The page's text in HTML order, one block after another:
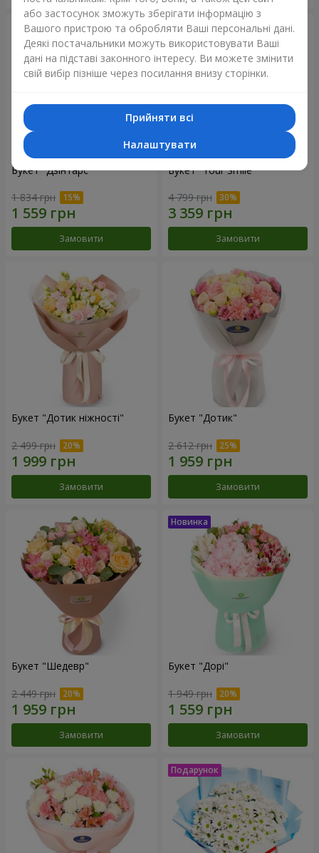
Букет "Дзінтарс"
1 834 грн
Замовити
Букет "Your Smile"
4 799 грн
Замовити
Букет "Дотик ніжності"
2 499 грн
Замовити
Букет "Дотик"
2 612 грн
Замовити
Букет "Шедевр"
2 449 грн
Замовити
Букет "Дорі"
1 949 грн
Замовити
або застосунок зможуть зберігати інформацію з
Вашого пристрою та обробляти Ваші персональні дані.
Деякі постачальники можуть використовувати Ваші
дані на підставі законного інтересу. Ви можете змінити
свій вибір пізніше через посилання внизу сторінки.
Прийняти всі
Налаштувати